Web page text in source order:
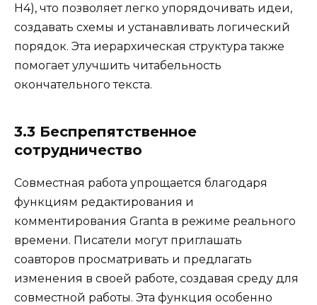
H4), что позволяет легко упорядочивать идеи,
создавать схемы и устанавливать логический
порядок. Эта иерархическая структура также
помогает улучшить читабельность
окончательного текста.
3.3 Беспрепятственное
сотрудничество
Совместная работа упрощается благодаря
функциям редактирования и
комментирования Granta в режиме реального
времени. Писатели могут приглашать
соавторов просматривать и предлагать
изменения в своей работе, создавая среду для
совместной работы. Эта функция особенно